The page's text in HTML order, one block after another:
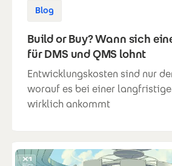
Blog
Build or Buy? Wann sich
für DMS und QMS lohnt
Entwicklungskosten sind nur
worauf es bei einer
wirklich ankommt